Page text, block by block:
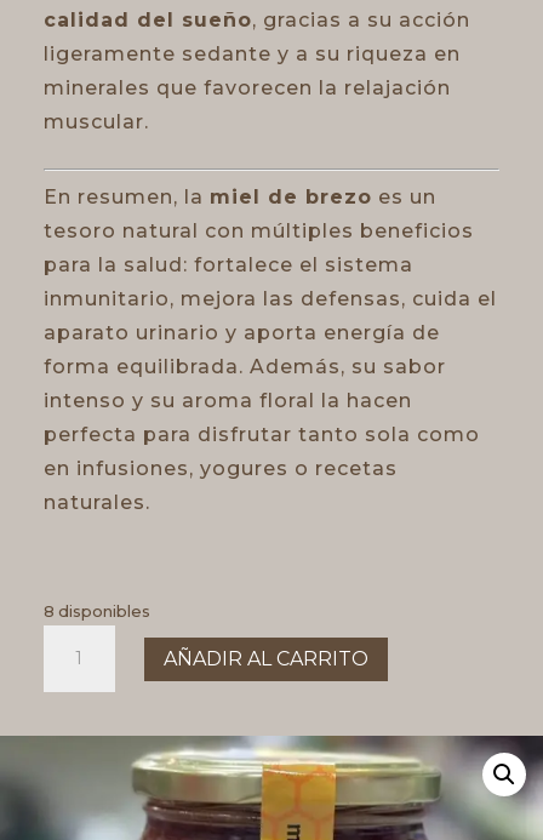
calidad del sueño, gracias a su acción
ligeramente sedante y a su riqueza en
minerales que favorecen la relajación
muscular.
En resumen, la miel de brezo es un
tesoro natural con múltiples beneficios
para la salud: fortalece el sistema
inmunitario, mejora las defensas, cuida el
aparato urinario y aporta energía de
forma equilibrada. Además, su sabor
intenso y su aroma floral la hacen
perfecta para disfrutar tanto sola como
en infusiones, yogures o recetas
naturales.
8 disponibles
BREZO
AÑADIR AL CARRITO